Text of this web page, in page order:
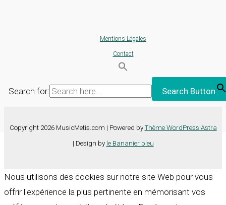
Mentions Légales
Contact
Search for: Search Button
Copyright 2026 MusicMetis.com | Powered by Thème WordPress Astra
| Design by le Bananier bleu
Nous utilisons des cookies sur notre site Web pour vous
offrir l'expérience la plus pertinente en mémorisant vos